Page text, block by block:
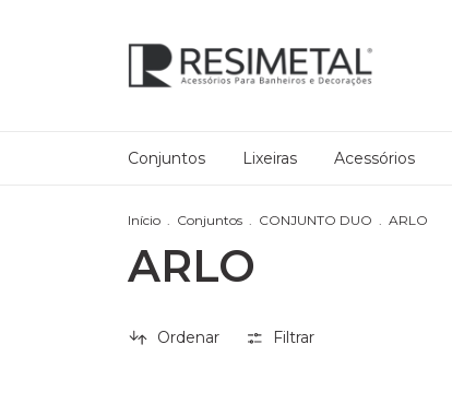
Conjuntos Lixeiras Acessórios
Início . Conjuntos . CONJUNTO DUO . ARLO
ARLO
Ordenar Filtrar